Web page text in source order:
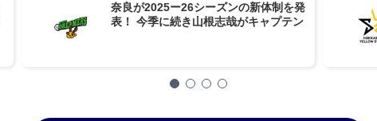
奈良が2025ー26シーズンの新体制を発
表！ 今季に続き山根志哉がキャプテン